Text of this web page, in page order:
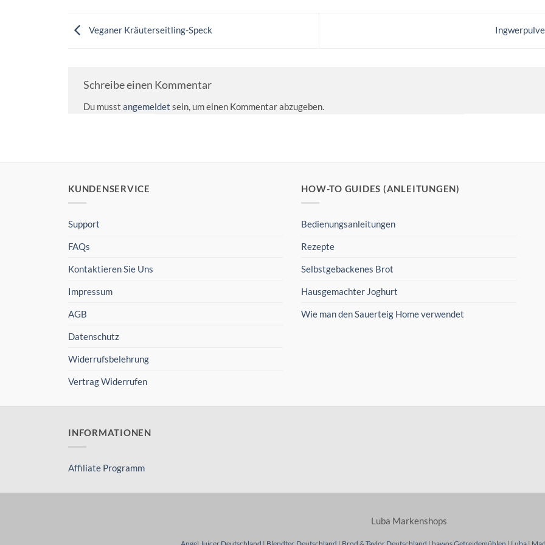
Veganer Kräuterseitling-Speck
Schreibe einen Kommentar
Du musst angemeldet sein, um einen Kommentar abzugeben.
KUNDENSERVICE
Support
FAQs
Kontaktieren Sie Uns
Impressum
AGB
Datenschutz
Widerrufsbelehrung
Vertrag Widerrufen
HOW-TO GUIDES (ANLEITUNGEN)
Bedienungsanleitungen
Rezepte
Selbstgebackenes Brot
Hausgemachter Joghurt
Wie man den Sauerteig Home verwendet
INFORMATIONEN
Affiliate Programm
Luba Markenshops